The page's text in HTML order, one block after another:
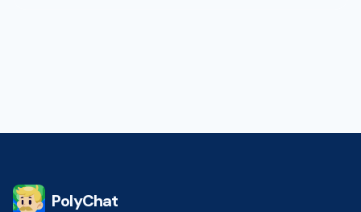
PolyChat